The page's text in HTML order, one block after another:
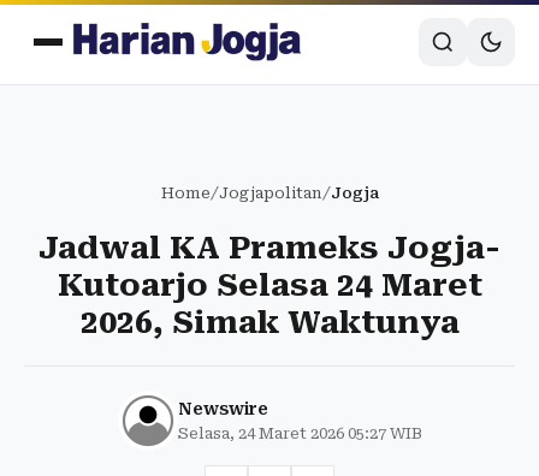
Home/Jogjapolitan/Jogja
Jadwal KA Prameks Jogja-
Kutoarjo Selasa 24 Maret
2026, Simak Waktunya
Newswire
Selasa, 24 Maret 2026 05:27 WIB